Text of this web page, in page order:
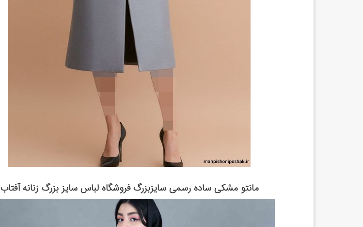
مانتو مشکی ساده رسمی سایزبزرگ فروشگاه لباس سایز بزرگ زنانه آفتاب